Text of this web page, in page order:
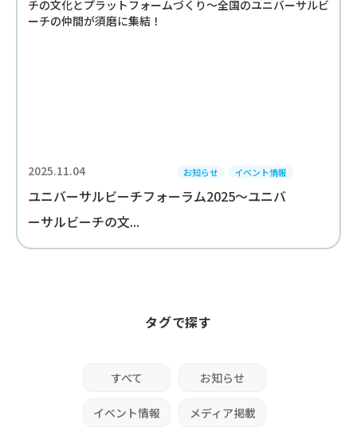
2025.11.04 お知らせ イベント情報
ユニバーサルビーチフォーラム2025～ユニバ
ーサルビーチの文...
タグで探す
すべて お知らせ
イベント情報 メディア掲載